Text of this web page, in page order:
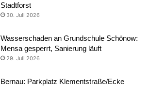
Stadtforst
30. Juli 2026
Wasserschaden an Grundschule Schönow:
Mensa gesperrt, Sanierung läuft
29. Juli 2026
Bernau: Parkplatz Klementstraße/Ecke